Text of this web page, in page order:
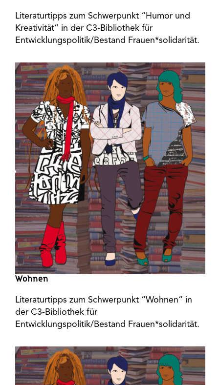
Literaturtipps zum Schwerpunkt “Humor und
Kreativität” in der C3-Bibliothek für
Entwicklungspolitik/Bestand Frauen*solidarität.
Wohnen
Literaturtipps zum Schwerpunkt “Wohnen” in
der C3-Bibliothek für
Entwicklungspolitik/Bestand Frauen*solidarität.